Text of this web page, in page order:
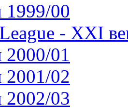
1999/00
- XXI
2000/01
2001/02
2002/03